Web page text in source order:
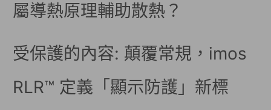
屬導熱原理輔助散熱？
受保護的內容: 顛覆常規，imos
RLR™ 定義「顯示防護」新標